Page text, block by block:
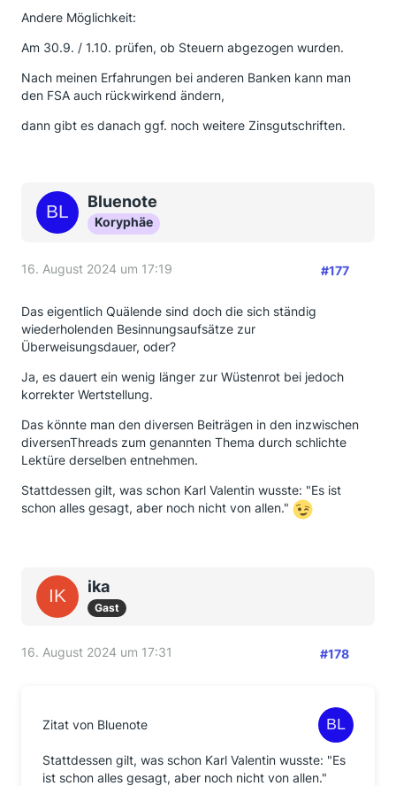
Andere Möglichkeit:
Am 30.9. / 1.10. prüfen, ob Steuern abgezogen wurden.
Nach meinen Erfahrungen bei anderen Banken kann man
den FSA auch rückwirkend ändern,
dann gibt es danach ggf. noch weitere Zinsgutschriften.
Bluenote
Koryphäe
16. August 2024 um 17:19 #177
Das eigentlich Quälende sind doch die sich ständig
wiederholenden Besinnungsaufsätze zur
Überweisungsdauer, oder?
Ja, es dauert ein wenig länger zur Wüstenrot bei jedoch
korrekter Wertstellung.
Das könnte man den diversen Beiträgen in den inzwischen
diversenThreads zum genannten Thema durch schlichte
Lektüre derselben entnehmen.
Stattdessen gilt, was schon Karl Valentin wusste: "Es ist
schon alles gesagt, aber noch nicht von allen."
ika
Gast
16. August 2024 um 17:31 #178
Zitat von Bluenote
Stattdessen gilt, was schon Karl Valentin wusste: "Es
ist schon alles gesagt, aber noch nicht von allen."